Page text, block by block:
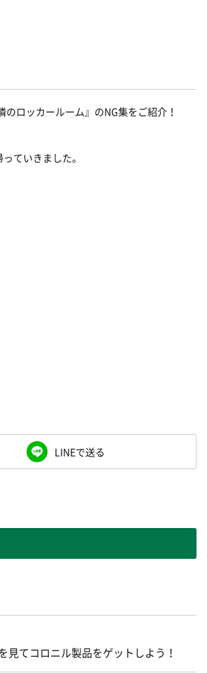
ロッカールーム』のNG集をご紹介！
ていきました。
LINEで送る
見てコロニル製品をゲットしよう！